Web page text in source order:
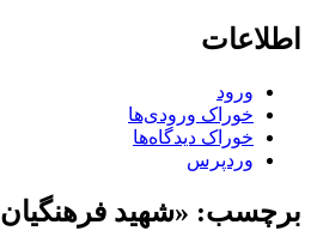
اطلاعات
ورود
خوراک ورودی‌ها
خوراک دیدگاه‌ها
وردپرس
برچسب: «شهید فرهنگیان